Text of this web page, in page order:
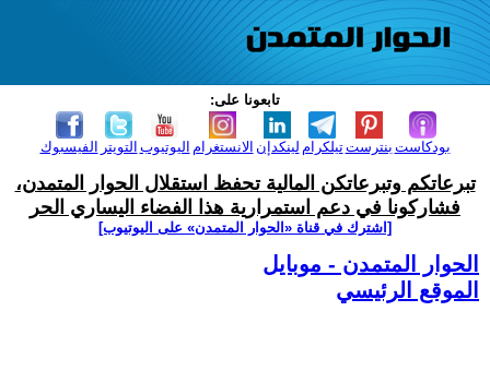
تابعونا على:
الفيسبوك التويتر اليوتيوب الانستغرام لينكدإن تيلكرامبنترست بودكاست
تبرعاتكم وتبرعاتكن المالية تحفظ استقلال الحوار المتمدن،
فشاركونا في دعم استمرارية هذا الفضاء اليساري الحر
[اشترك في قناة ‫«الحوار المتمدن» على اليوتيوب]
الحوار المتمدن - موبايل
الموقع الرئيسي